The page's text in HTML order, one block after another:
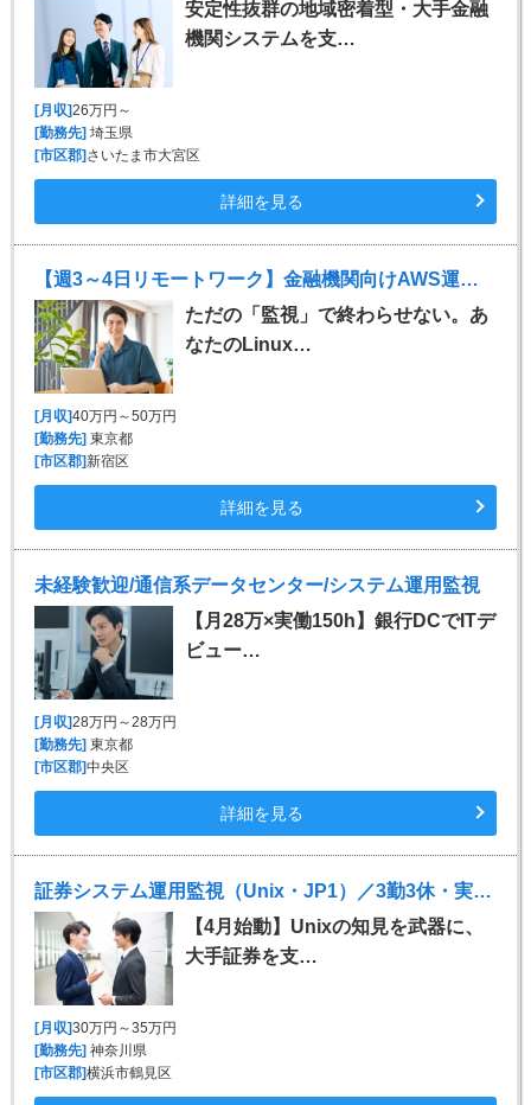
安定性抜群の地域密着型・大手金融
機関システムを支…
[月収]26万円～
[勤務先]埼玉県
[市区郡]さいたま市大宮区
詳細を見る
【週3～4日リモートワーク】金融機関向けAWS運用保守
ただの「監視」で終わらせない。あ
なたのLinux…
[月収]40万円～50万円
[勤務先]東京都
[市区郡]新宿区
詳細を見る
未経験歓迎/通信系データセンター/システム運用監視
【月28万×実働150h】銀行DCでITデ
ビュー…
[月収]28万円～28万円
[勤務先]東京都
[市区郡]中央区
詳細を見る
証券システム運用監視（Unix・JP1）／3勤3休・実働8h～
【4月始動】Unixの知見を武器に、
大手証券を支…
[月収]30万円～35万円
[勤務先]神奈川県
[市区郡]横浜市鶴見区